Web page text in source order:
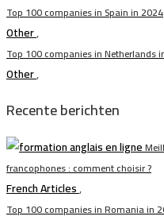
Top 100 companies in Spain in 2024
Other,
Top 100 companies in Netherlands
Other,
Recente berichten
francophones : comment choisir ?
French Articles,
Top 100 companies in Romania in